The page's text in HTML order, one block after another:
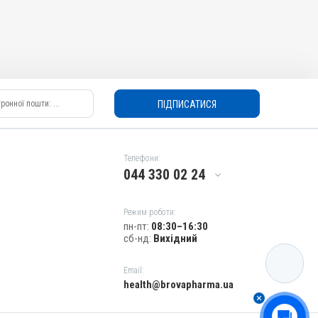
ПІДПИСАТИСЯ
Телефони:
044 330 02 24
Режим роботи:
пн-пт: 08:30–16:30
сб-нд: Вихідний
Email:
health@brovapharma.ua
КАТАЛОГ